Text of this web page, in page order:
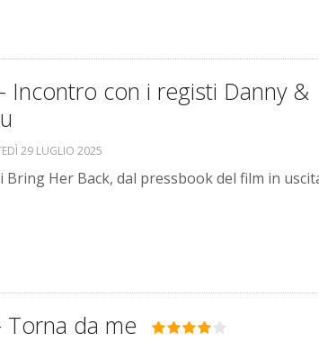
Incontro con i registi Danny &
29 LUGLIO 2025
Her Back, dal pressbook del film in
Torna da me